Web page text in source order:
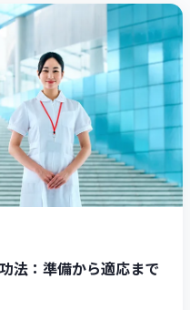
法：準備から適応まで